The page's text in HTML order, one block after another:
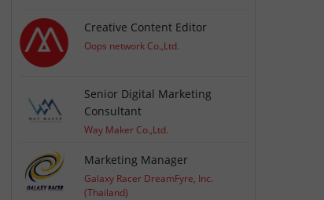
Creative Content Editor
Oops network Co.,Ltd.
Senior Digital Marketing
Consultant
Way Maker Co.,Ltd.
Marketing Manager
Galaxy Racer DreamFyre, Inc.
(Thailand)